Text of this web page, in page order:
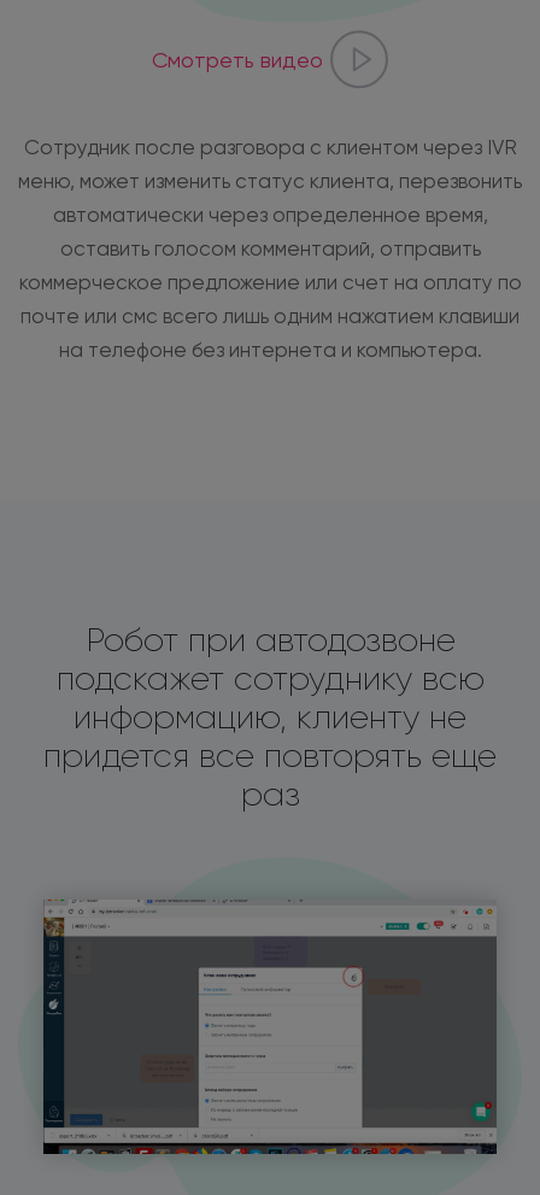
Смотреть видео
Сотрудник после разговора с клиентом через IVR
меню, может изменить статус клиента, перезвонить
автоматически через определенное время,
оставить голосом комментарий, отправить
коммерческое предложение или счет на оплату по
почте или смс всего лишь одним нажатием клавиши
на телефоне без интернета и компьютера.
Робот при автодозвоне
подскажет сотруднику всю
информацию, клиенту не
придется все повторять еще
раз